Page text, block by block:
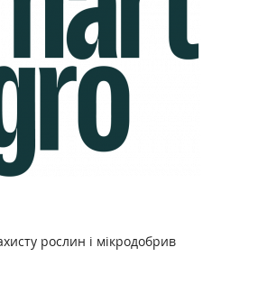
рослин і мікродобрив